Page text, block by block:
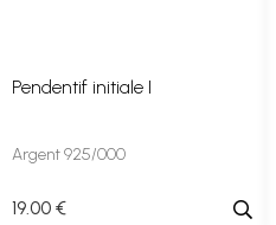
Pendentif initiale I
Argent 925/000
19.00 €